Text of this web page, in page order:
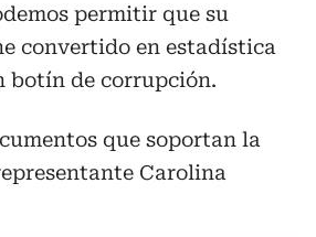
permitir que su
convertido en estadística
botín de corrupción.
que soportan la
Carolina